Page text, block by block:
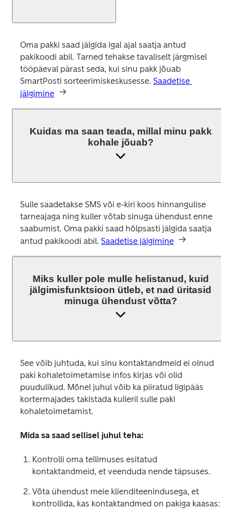
Oma pakki saad jälgida igal ajal saatja antud
pakikoodi abil. Tarned tehakse tavaliselt järgmisel
tööpäeval pärast seda, kui sinu pakk jõuab
SmartPosti sorteerimiskeskusesse. Saadetise
jälgimine
Kuidas ma saan teada, millal minu pakk
kohale jõuab?
Sulle saadetakse SMS või e-kiri koos hinnangulise
tarneajaga ning kuller võtab sinuga ühendust enne
saabumist. Oma pakki saad hõlpsasti jälgida saatja
antud pakikoodi abil. Saadetise jälgimine
Miks kuller pole mulle helistanud, kuid
jälgimisfunktsioon ütleb, et nad üritasid
minuga ühendust võtta?
See võib juhtuda, kui sinu kontaktandmeid ei olnud
paki kohaletoimetamise infos kirjas või olid
puudulikud. Mõnel juhul võib ka piiratud ligipääs
kortermajades takistada kulleril sulle paki
kohaletoimetamist.
Mida sa saad sellisel juhul teha:
Kontrolli oma tellimuses esitatud
kontaktandmeid, et veenduda nende täpsuses.
Võta ühendust meie klienditeenindusega, et
kontrollida, kas kontaktandmed on pakiga kaasas: